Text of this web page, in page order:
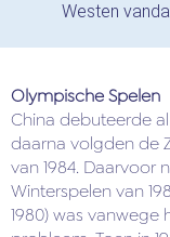
Westen
Olympische Spelen
China debuteerde
daarna volgden de
van 1984. Daarvoor
Winterspelen van
1980) was vanwege